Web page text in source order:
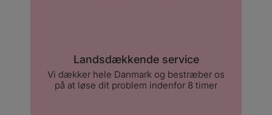
Landsdækkende service
Vi dækker hele Danmark og bestræber os
på at løse dit problem indenfor 8 timer